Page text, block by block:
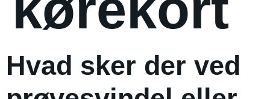
Hvad sker der ved